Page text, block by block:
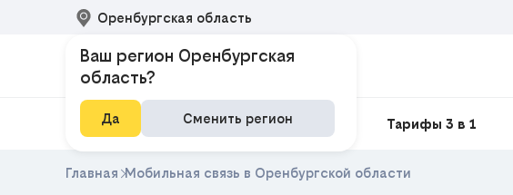
Оренбургская область
Домашний интернет Интернет и ТВ Тарифы 3 в 1
Главная Мобильная связь в Оренбургской области
Ваш регион Оренбургская
область?
Да Сменить регион